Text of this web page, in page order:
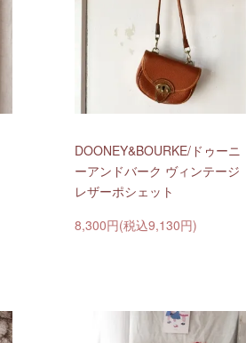
DOONEY&BOURKE/ドゥーニ
ーアンドバーク ヴィンテージ
レザーポシェット
8,300円(税込9,130円)